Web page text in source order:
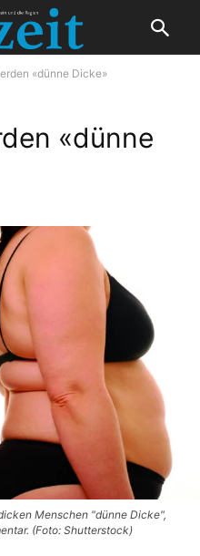
«dünne Dicke»
«dünne
Menschen "dünne Dicke",
(Foto: Shutterstock)